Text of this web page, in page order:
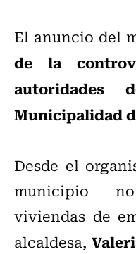
El anuncio del
de la
autoridades
Municipalidad
Desde el
municipio
viviendas de
alcaldesa,